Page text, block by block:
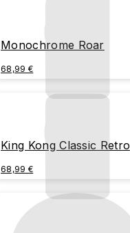
Monochrome Roar
68,99 €
King Kong Classic Retro
68,99 €